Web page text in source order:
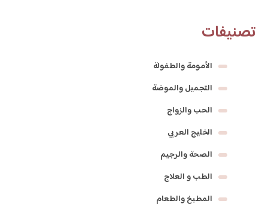
تصنيفات
الأمومة والطفولة
التجميل والموضة
الحب والزواج
الخليج العربي
الصحة والرجيم
الطب و العلاج
المطبخ والطعام